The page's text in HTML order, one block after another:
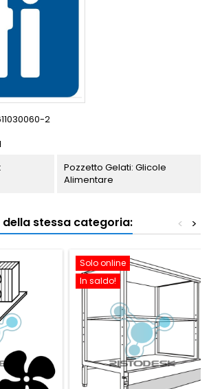
2
Pozzetto Gelati: Glicole
Alimentare
stessa categoria: >
<
Solo online
In saldo!